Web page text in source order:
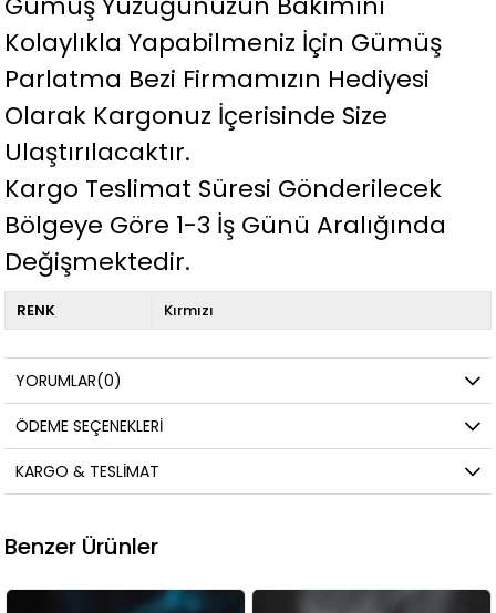
Kolaylıkla Yapabilmeniz İçin Gümüş
Parlatma Bezi Firmamızın Hediyesi
Olarak Kargonuz İçerisinde Size
Ulaştırılacaktır.
Kargo Teslimat Süresi Gönderilecek
Bölgeye Göre 1-3 İş Günü Aralığında
Değişmektedir.
RENK Kırmızı
YORUMLAR(0)
ÖDEME SEÇENEKLERI
KARGO & TESLIMAT
Benzer Ürünler